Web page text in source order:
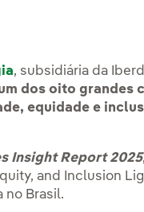
, subsidiária da
dos oito grandes
equidade e
Insight Report 2025
and Inclusion
no Brasil.